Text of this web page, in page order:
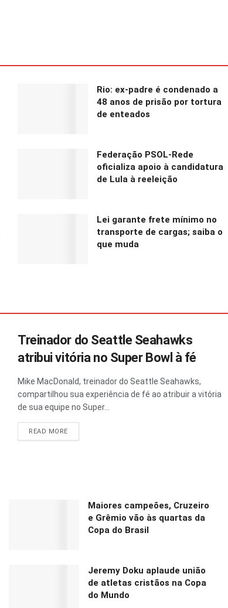
Rio: ex-padre é condenado a
48 anos de prisão por tortura
de enteados
Federação PSOL-Rede
oficializa apoio à candidatura
de Lula à reeleição
Lei garante frete mínimo no
transporte de cargas; saiba o
que muda
Treinador do Seattle Seahawks
atribui vitória no Super Bowl à fé
Mike MacDonald, treinador do Seattle Seahawks,
compartilhou sua experiência de fé ao atribuir a vitória
de sua equipe no Super...
READ MORE
Maiores campeões, Cruzeiro
e Grêmio vão às quartas da
Copa do Brasil
Jeremy Doku aplaude união
de atletas cristãos na Copa
do Mundo